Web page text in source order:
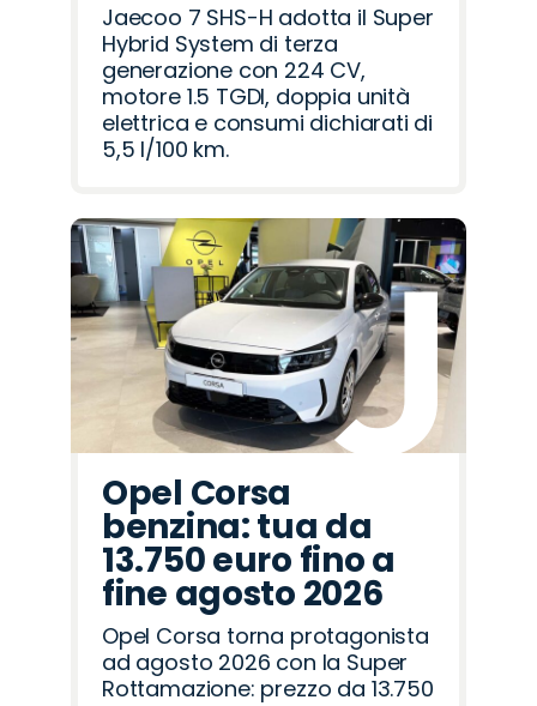
Jaecoo 7 SHS-H adotta il Super
Hybrid System di terza
generazione con 224 CV,
motore 1.5 TGDI, doppia unità
elettrica e consumi dichiarati di
5,5 l/100 km.
Opel Corsa
benzina: tua da
13.750 euro fino a
fine agosto 2026
Opel Corsa torna protagonista
ad agosto 2026 con la Super
Rottamazione: prezzo da 13.750